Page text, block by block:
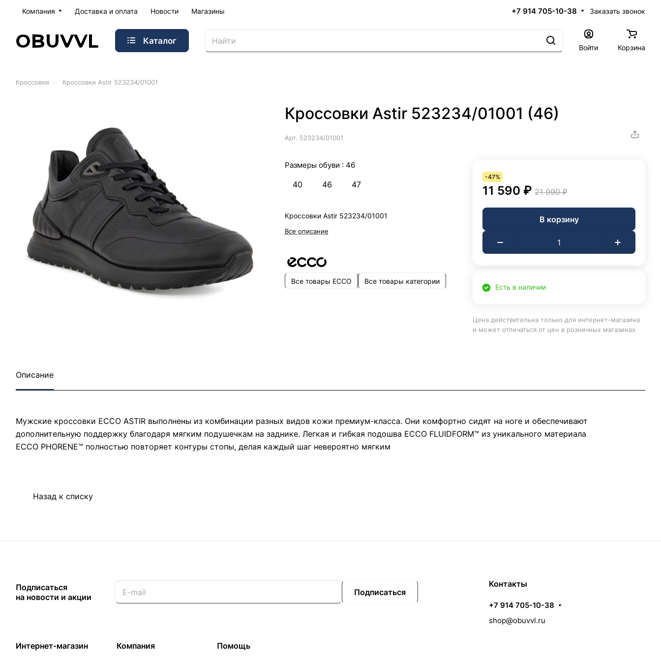
Компания Доставка и оплата Новости Магазины +7 914 705-10-38 Заказать звонок
Каталог
Войти Корзина
Кроссовки Кроссовки Astir 523234/01001
Кроссовки Astir 523234/01001 (46)
Арт. 523234/01001
Размеры обуви : 46
40 46 47
Кроссовки Astir 523234/01001
Все описание
Все товары ECCO Все товары категории
-47%
11 590 ₽ 21 990 ₽
В корзину
Есть в наличии
Цена действительна только для интернет-магазина
и может отличаться от цен в розничных магазинах
Описание
Мужские кроссовки ECCO ASTIR выполнены из комбинации разных видов кожи премиум-класса. Они комфортно сидят на ноге и обеспечивают
дополнительную поддержку благодаря мягким подушечкам на заднике. Легкая и гибкая подошва ECCO FLUIDFORM™ из уникального материала
ECCO PHORENE™ полностью повторяет контуры стопы, делая каждый шаг невероятно мягким
Назад к списку
Подписаться
на новости и акции
Подписаться
Интернет-магазин Компания Помощь
Контакты
+7 914 705-10-38
shop@obuvvl.ru